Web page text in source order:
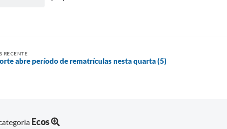
RECENTE
abre período de rematrículas nesta quarta (5)
Ecos